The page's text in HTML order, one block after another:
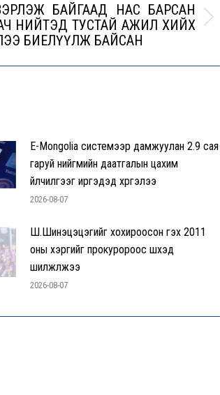
БАЙГААД НАС БАРСАН
НИЙТЭД ТУСТАЙ АЖИЛ ХИЙХ
БИЕЛҮҮЛЖ БАЙСАН
E-Mongolia системээр дамжуулан 2.9 сая
гаруй нийгмийн даатгалын цахим
үйлчилгээг иргэдэд хүргэлээ
2026-08-07
Ш.Шинэцэцэгийг хохироосон гэх 2011
оны хэргийг прокуророос шүүхэд
шилжүүлжээ
2026-08-07